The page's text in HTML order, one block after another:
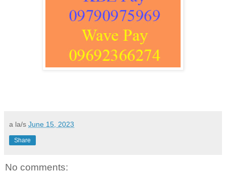
a la/s June 15, 2023
Share
No comments: